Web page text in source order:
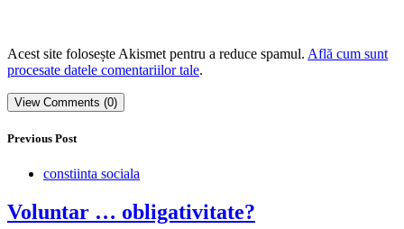
Acest site folosește Akismet pentru a reduce spamul. Află cum sunt
procesate datele comentariilor tale.
View Comments (0)
Previous Post
constiinta sociala
Voluntar … obligativitate?